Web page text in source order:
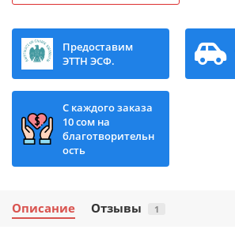
Предоставим
ЭТТН ЭСФ.
С каждого заказа
10 сом на
благотворительн
ость
Описание Отзывы 1